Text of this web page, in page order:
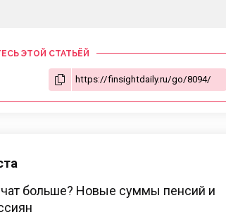
ЭТОЙ СТАТЬЁЙ
больше? Новые суммы пенсий и